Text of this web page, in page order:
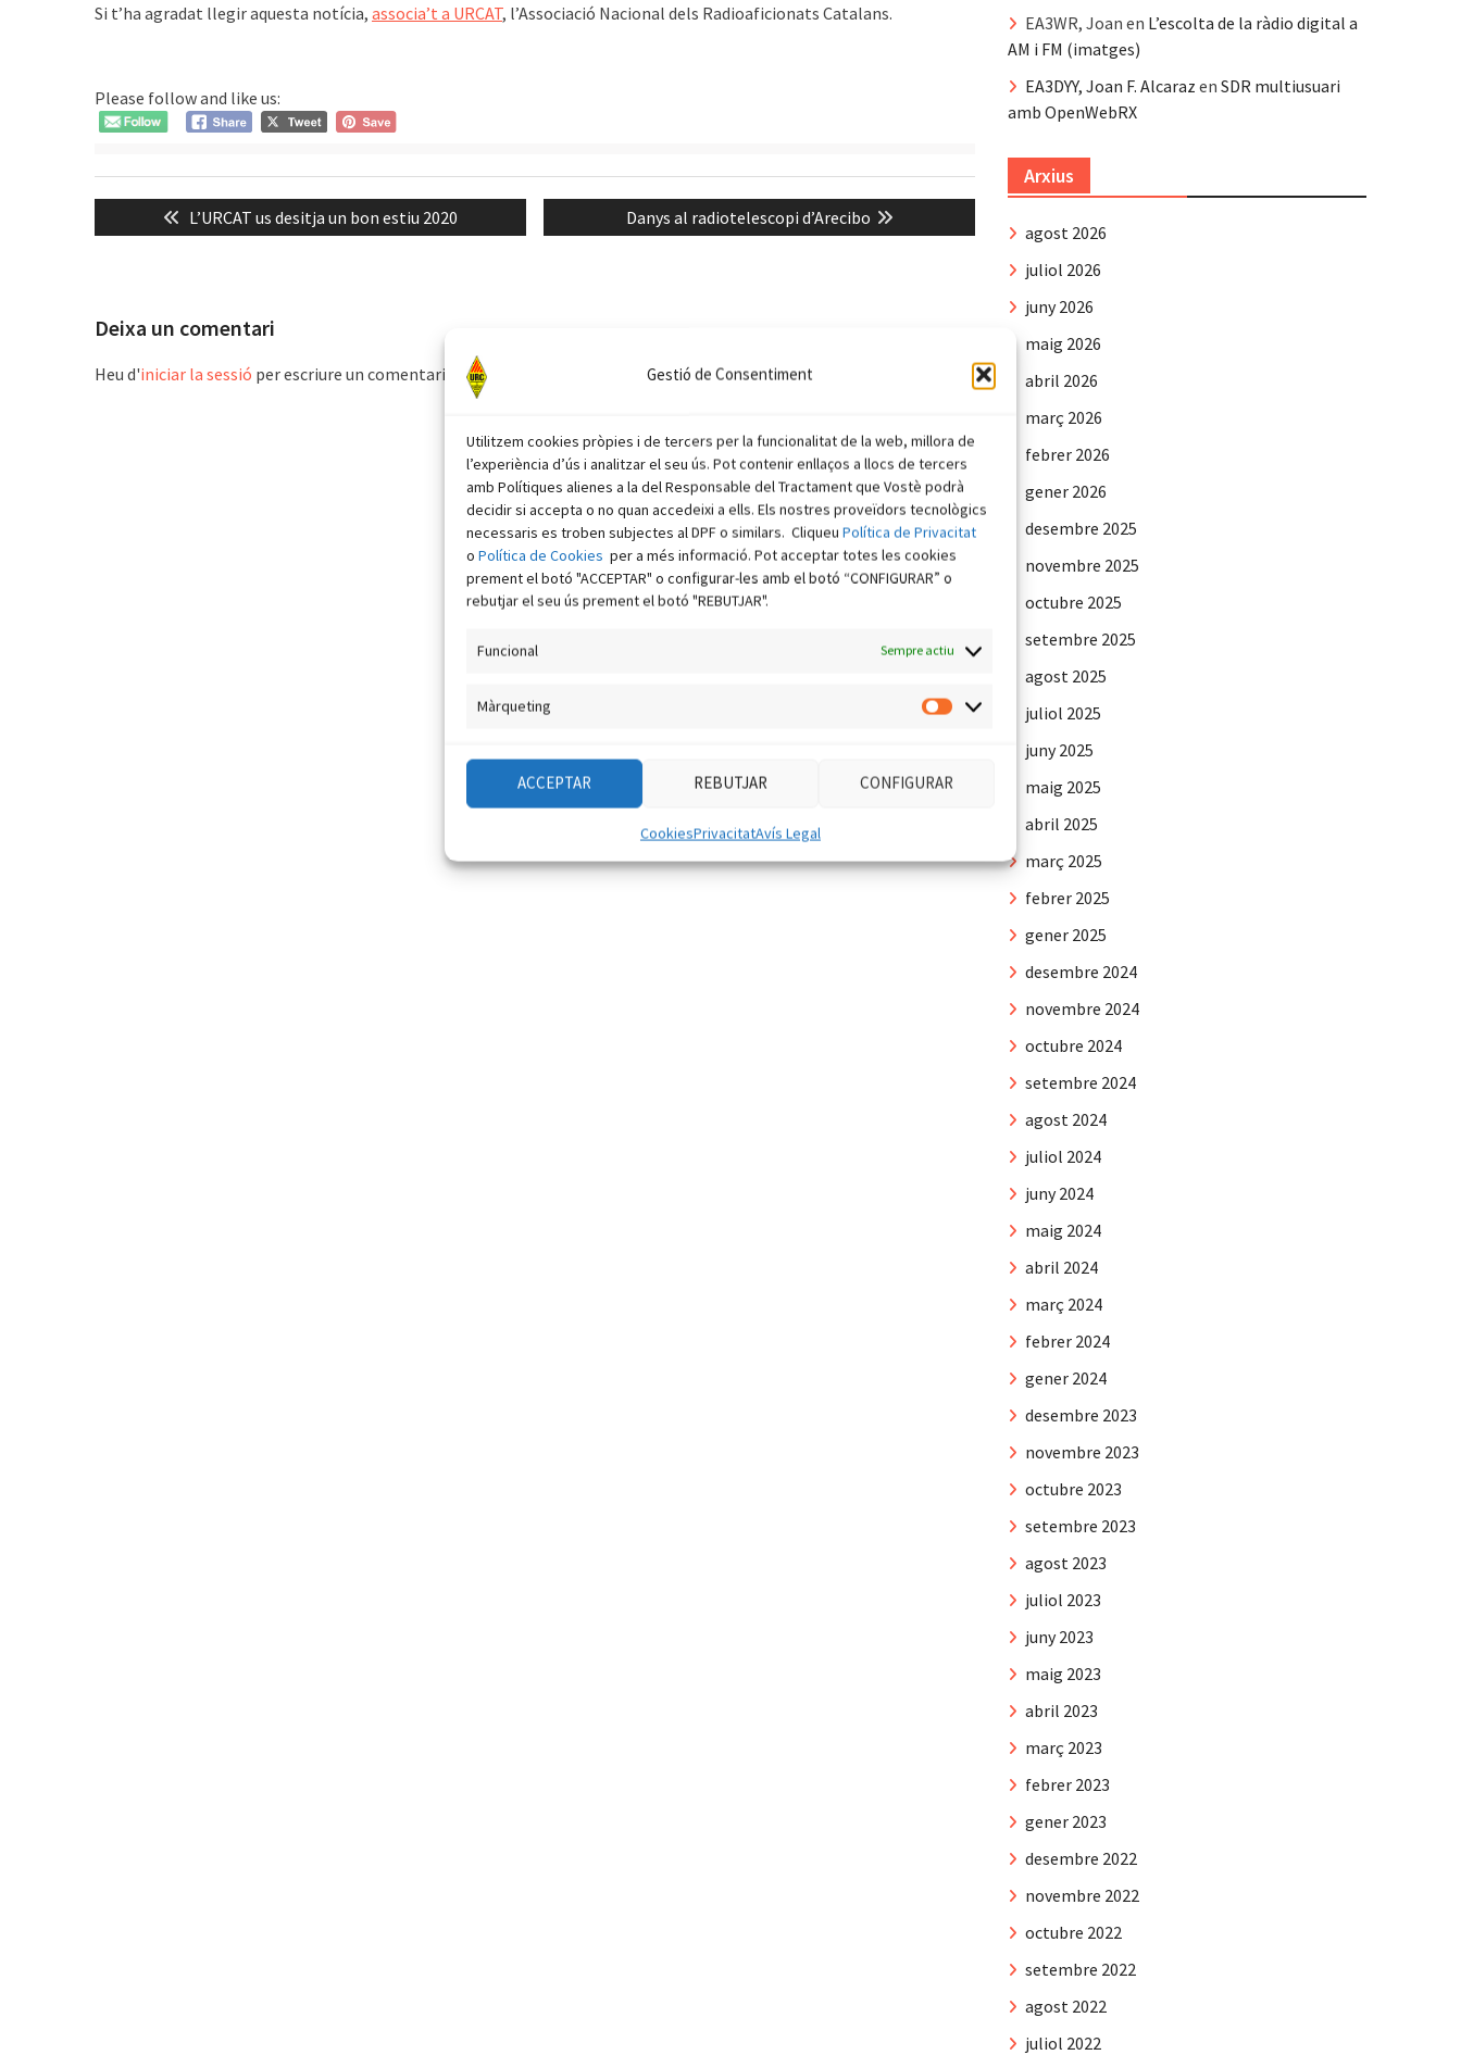
Gestió de Consentiment
Utilitzem cookies pròpies i de tercers per la funcionalitat de la web, millora de
l’experiència d’ús i analitzar el seu ús. Pot contenir enllaços a llocs de tercers
amb Polítiques alienes a la del Responsable del Tractament que Vostè podrà
decidir si accepta o no quan accedeixi a ells. Els nostres proveïdors tecnològics
necessaris es troben subjectes al DPF o similars. Cliqueu Política de Privacitat
o Política de Cookies per a més informació. Pot acceptar totes les cookies
prement el botó "ACCEPTAR" o configurar-les amb el botó “CONFIGURAR” o
rebutjar el seu ús prement el botó "REBUTJAR".
Funcional Sempre actiu
Màrqueting
Màrqueting
ACCEPTAR REBUTJAR CONFIGURAR
CookiesPrivacitatAvís Legal
Si t’ha agradat llegir aquesta notícia, associa’t a URCAT, l’Associació Nacional dels Radioaficionats Catalans.
Please follow and like us:
Navegació
d'entradesPrevious
post:
L’URCAT us desitja un bon estiu 2020
Next
post:
Danys al radiotelescopi d’Arecibo
Deixa un comentari
Heu d'iniciar la sessió per escriure un comentari.
EA3WR, Joan en L’escolta de la ràdio digital a
AM i FM (imatges)
EA3DYY, Joan F. Alcaraz en SDR multiusuari
amb OpenWebRX
Arxius
agost 2026
juliol 2026
juny 2026
maig 2026
abril 2026
març 2026
febrer 2026
gener 2026
desembre 2025
novembre 2025
octubre 2025
setembre 2025
agost 2025
juliol 2025
juny 2025
maig 2025
abril 2025
març 2025
febrer 2025
gener 2025
desembre 2024
novembre 2024
octubre 2024
setembre 2024
agost 2024
juliol 2024
juny 2024
maig 2024
abril 2024
març 2024
febrer 2024
gener 2024
desembre 2023
novembre 2023
octubre 2023
setembre 2023
agost 2023
juliol 2023
juny 2023
maig 2023
abril 2023
març 2023
febrer 2023
gener 2023
desembre 2022
novembre 2022
octubre 2022
setembre 2022
agost 2022
juliol 2022